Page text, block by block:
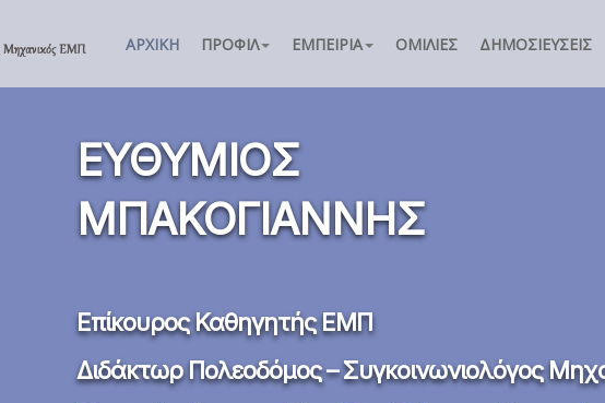
ΑΡΧΙΚΉ ΠΡΟΦΊΛ ΕΜΠΕΙΡΊΑ ΟΜΙΛΊΕΣ ΔΗΜΟΣΙΕΎΣΕΙΣ
ΕΥΘΥΜΙΟΣ
ΜΠΑΚΟΓΙΑΝΝΗΣ
Επίκουρος Καθηγητής ΕΜΠ
Διδάκτωρ Πολεοδόμος – Συγκοινωνιολόγος